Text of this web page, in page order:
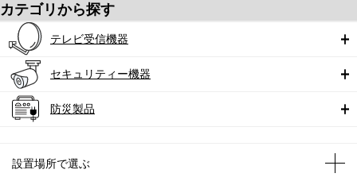
カテゴリから探す
テレビ受信機器
セキュリティー機器
防災製品
設置場所で選ぶ